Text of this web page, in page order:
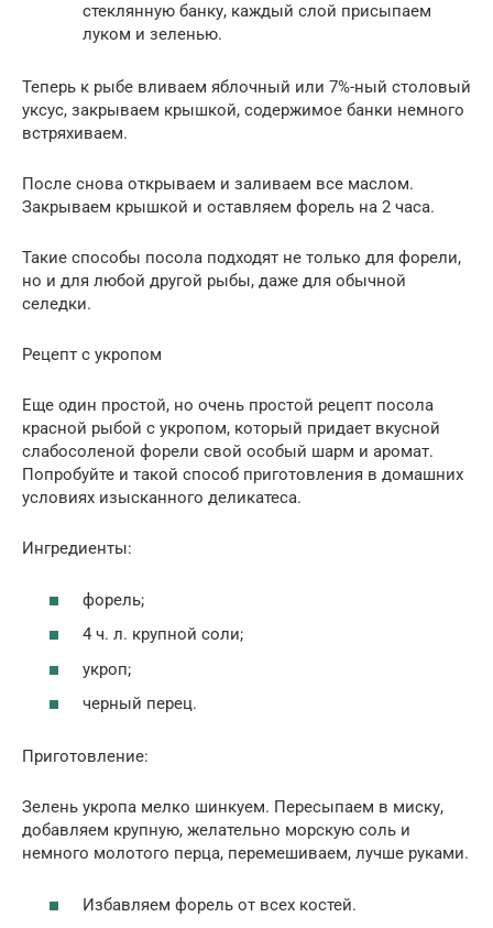
стеклянную банку, каждый слой присыпаем
луком и зеленью.
Теперь к рыбе вливаем яблочный или 7%-ный столовый
уксус, закрываем крышкой, содержимое банки немного
встряхиваем.
После снова открываем и заливаем все маслом.
Закрываем крышкой и оставляем форель на 2 часа.
Такие способы посола подходят не только для форели,
но и для любой другой рыбы, даже для обычной
селедки.
Рецепт с укропом
Еще один простой, но очень простой рецепт посола
красной рыбой с укропом, который придает вкусной
слабосоленой форели свой особый шарм и аромат.
Попробуйте и такой способ приготовления в домашних
условиях изысканного деликатеса.
Ингредиенты:
форель;
4 ч. л. крупной соли;
укроп;
черный перец.
Приготовление:
Зелень укропа мелко шинкуем. Пересыпаем в миску,
добавляем крупную, желательно морскую соль и
немного молотого перца, перемешиваем, лучше руками.
Избавляем форель от всех костей.